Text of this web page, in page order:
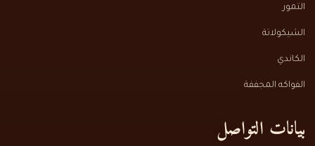
التمور
الشيكولاتة
الكاندي
الفواكه المجففة
بيانات التواصل